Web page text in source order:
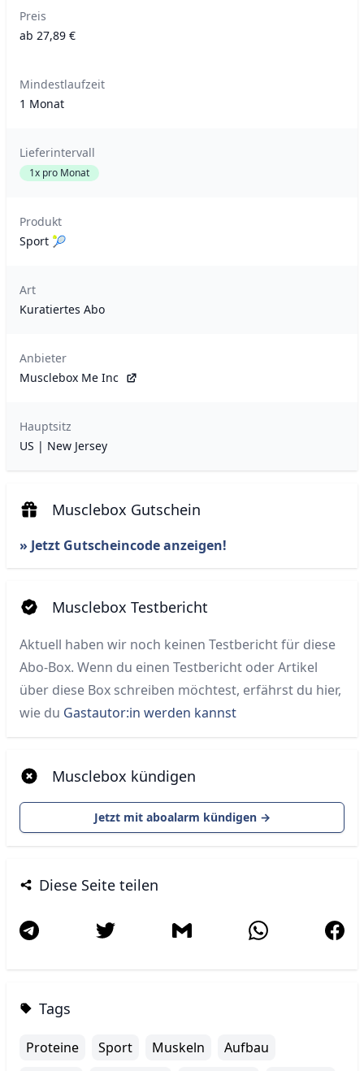
Preis
ab 27,89 €
Mindestlaufzeit
1 Monat
Lieferintervall
1x pro Monat
Produkt
Sport 🎾
Art
Kuratiertes Abo
Anbieter
Musclebox Me Inc
Hauptsitz
US | New Jersey
Musclebox Gutschein
» Jetzt Gutscheincode anzeigen!
Musclebox Testbericht
Aktuell haben wir noch keinen Testbericht für diese
Abo-Box. Wenn du einen Testbericht oder Artikel
über diese Box schreiben möchtest, erfährst du hier,
wie du Gastautor:in werden kannst
Musclebox kündigen
Jetzt mit aboalarm kündigen →
Diese Seite teilen
Tags
Proteine Sport Muskeln Aufbau